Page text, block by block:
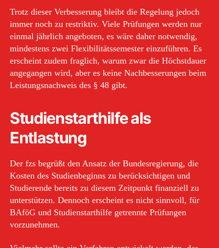
Trotz dieser Verbesserung bleibt die Regelung jedoch
immer noch zu restriktiv. Viele Prüfungen werden nur
einmal jährlich angeboten, es wäre daher notwendig,
mindestens zwei Flexibilitätssemester einzuführen. Es
erscheint zudem fraglich, warum zwar die Höchstdauer
angegangen wird, aber es keine Nachbesserungen beim
Leistungsnachweis des § 48 gibt.
Studienstarthilfe als
Entlastung
Der fzs begrüßt den Ansatz der Bundesregierung, die
Kosten des Studienbeginns zu berücksichtigen und
Studierende bereits zu diesem Zeitpunkt finanziell zu
unterstützen. Dennoch erscheint es nicht sinnvoll, für
BAföG und Studienstarthilfe getrennte Prüfungen
vorzunehmen.